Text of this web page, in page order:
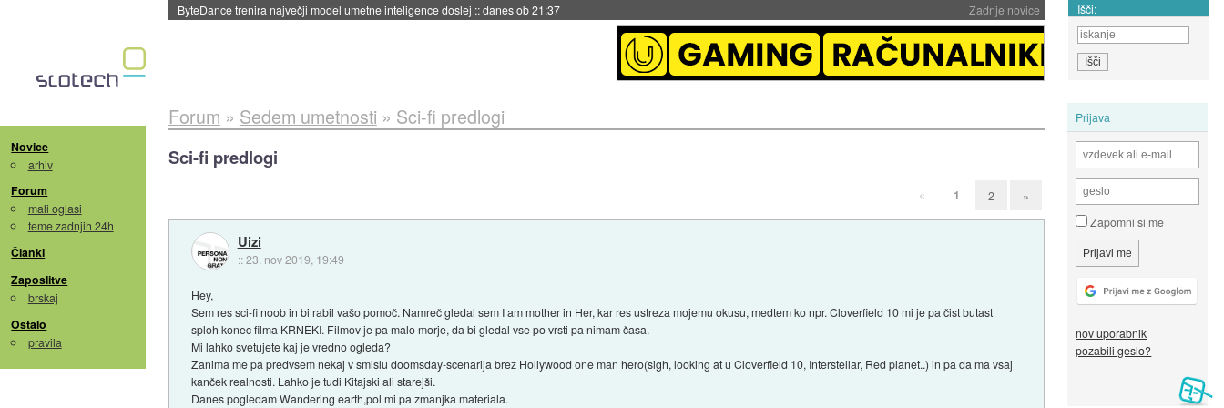
Zadnje novice
Spletne strani začele streči oglase za agente umetne inteligence::danes ob 21:23 Išči:
Novice
arhiv
Forum
mali oglasi
teme zadnjih 24h
Članki
Zaposlitve
brskaj
Ostalo
pravila
Prijava
Zapomni si me
nov uporabnik
pozabili geslo?
Forum » Sedem umetnosti » Sci-fi predlogi
Sci-fi predlogi
« 1 2 »
Uizi
::23. nov 2019, 19:49
Hey,
Sem res sci-fi noob in bi rabil vašo pomoč. Namreč gledal sem I am mother in Her, kar res ustreza mojemu okusu, medtem ko npr. Cloverfield 10 mi je pa čist butast
sploh konec filma KRNEKI. Filmov je pa malo morje, da bi gledal vse po vrsti pa nimam časa.
Mi lahko svetujete kaj je vredno ogleda?
Zanima me pa predvsem nekaj v smislu doomsday-scenarija brez Hollywood one man hero(sigh, looking at u Cloverfield 10, Interstellar, Red planet..) in pa da ma vsaj
kanček realnosti. Lahko je tudi Kitajski ali starejši.
Danes pogledam Wandering earth,pol mi pa zmanjka materiala.